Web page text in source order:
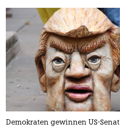
Demokraten gewinnen US-Senat